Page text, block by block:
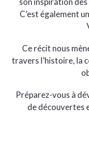
C’est également
Ce récit nous
travers l’histoire, la
Préparez-vous à
de découvertes